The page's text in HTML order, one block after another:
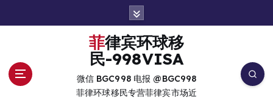
菲律宾环球移
民-998VISA
微信 BGC998 电报 @BGC998
菲律环球移民专营菲律宾市场近